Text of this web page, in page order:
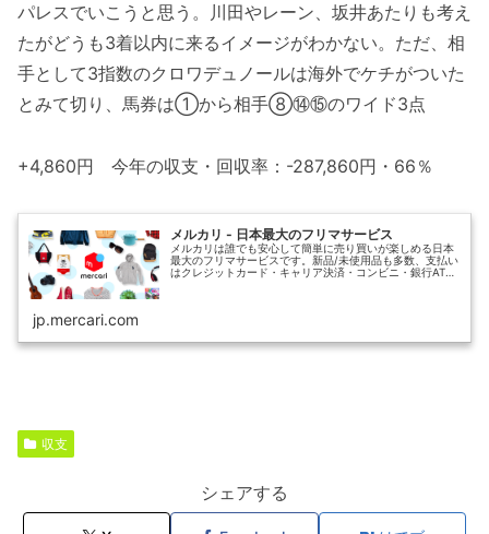
パレスでいこうと思う。川田やレーン、坂井あたりも考え
たがどうも3着以内に来るイメージがわかない。ただ、相
手として3指数のクロワデュノールは海外でケチがついた
とみて切り、馬券は①から相手⑧⑭⑮のワイド3点
+4,860円 今年の収支・回収率：-287,860円・66％
メルカリ - 日本最大のフリマサービス
メルカリは誰でも安心して簡単に売り買いが楽しめる日本
最大のフリマサービスです。新品/未使用品も多数、支払い
はクレジットカード・キャリア決済・コンビニ・銀行ATM
jp.mercari.com
収支
シェアする